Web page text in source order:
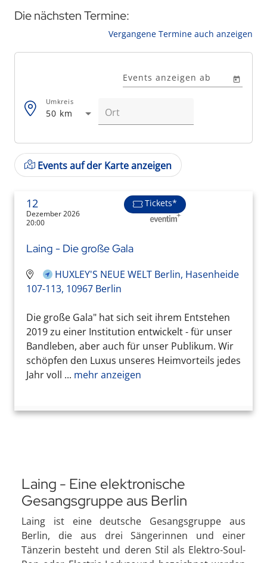
Die nächsten Termine:
Vergangene Termine auch anzeigen
Events anzeigen ab
50 km
Umkreis
Events auf der Karte anzeigen
12
Dezember 2026
20:00
Tickets*
Laing - Die große Gala
HUXLEY'S NEUE WELT Berlin, Hasenheide
107-113, 10967 Berlin
Die große Gala" hat sich seit ihrem Entstehen
2019 zu einer Institution entwickelt - für unser
Bandleben, aber auch für unser Publikum. Wir
schöpfen den Luxus unseres Heimvorteils jedes
Jahr voll ... mehr anzeigen
Laing - Eine elektronische
Gesangsgruppe aus Berlin
Laing ist eine deutsche Gesangsgruppe aus
Berlin, die aus drei Sängerinnen und einer
Tänzerin besteht und deren Stil als Elektro-Soul-